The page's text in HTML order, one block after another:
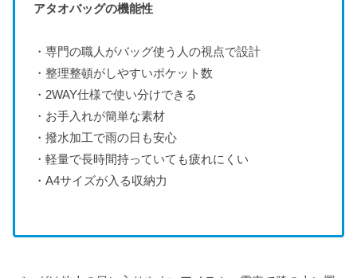
アタオバッグの機能性
・専門の職人がバッグ使う人の視点で設計
・整理整頓がしやすいポケット数
・2WAY仕様で使い分けできる
・お手入れが簡単な素材
・撥水加工で雨の日も安心
・軽量で長時間持っていても疲れにくい
・A4サイズが入る収納力